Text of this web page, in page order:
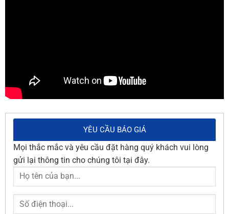
YÊU CẦU BÁO GIÁ
Mọi thắc mắc và yêu cầu đặt hàng quý khách vui lòng
gửi lại thông tin cho chúng tôi tại đây.